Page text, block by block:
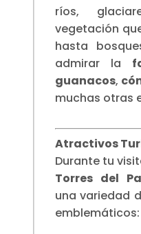
ríos,
vegetación
hasta
admirar la
guanacos,
muchas otras
Atractivos
Durante tu
Torres del
una variedad
emblemáticos: